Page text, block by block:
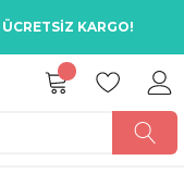
ÜCRETSİZ KARGO!